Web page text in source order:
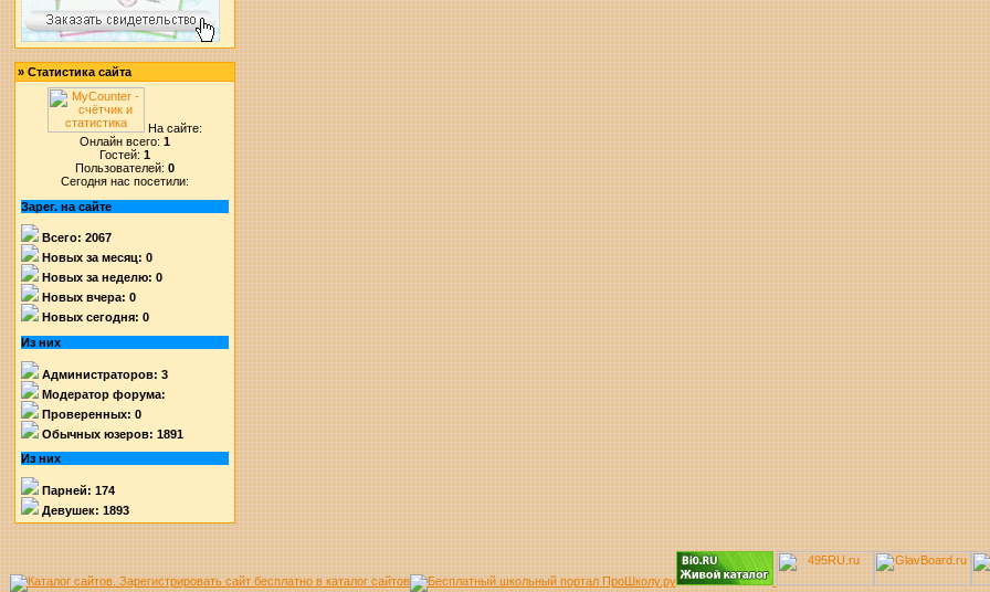
»Статистика сайта
На сайте:
Онлайн всего:1
Гостей:1
Пользователей:0
Сегодня нас посетили:
Зарег. на сайте
Всего: 2067
Новых за месяц: 0
Новых за неделю: 0
Новых вчера: 0
Новых сегодня: 0
Из них
Администраторов: 3
Модератор форума:
Проверенных: 0
Обычных юзеров: 1891
Из них
Парней: 174
Девушек: 1893